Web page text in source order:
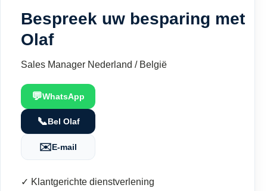
Bespreek uw besparing met
Olaf
Sales Manager Nederland / België
💬WhatsApp
📞Bel Olaf
✉️E-mail
✓ Klantgerichte dienstverlening